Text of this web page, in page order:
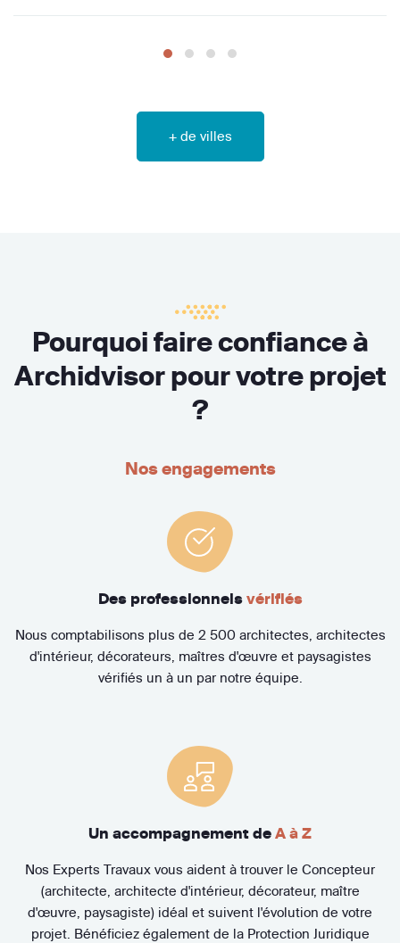
+ de villes
Pourquoi faire confiance à
Archidvisor pour votre projet
?
Nos engagements
Des professionnels vérifiés
Nous comptabilisons plus de 2 500 architectes, architectes
d'intérieur, décorateurs, maîtres d'œuvre et paysagistes
vérifiés un à un par notre équipe.
Un accompagnement de A à Z
Nos Experts Travaux vous aident à trouver le Concepteur
(architecte, architecte d'intérieur, décorateur, maître
d'œuvre, paysagiste) idéal et suivent l'évolution de votre
projet. Bénéficiez également de la Protection Juridique